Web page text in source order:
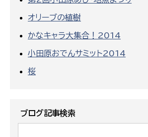
オリーブの植樹
かなキャラ大集合！2014
小田原おでんサミット2014
桜
ブログ記事検索